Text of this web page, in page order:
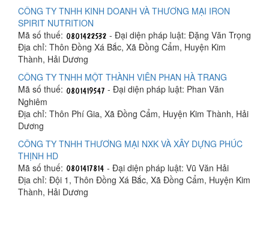
CÔNG TY TNHH KINH DOANH VÀ THƯƠNG MẠI IRON
SPIRIT NUTRITION
Mã số thuế:
- Đại diện pháp luật: Đặng Văn Trọng
Địa chỉ: Thôn Đồng Xá Bắc, Xã Đồng Cẩm, Huyện Kim
Thành, Hải Dương
CÔNG TY TNHH MỘT THÀNH VIÊN PHAN HÀ TRANG
Mã số thuế:
- Đại diện pháp luật: Phan Văn
Nghiêm
Địa chỉ: Thôn Phí Gia, Xã Đồng Cẩm, Huyện Kim Thành, Hải
Dương
CÔNG TY TNHH THƯƠNG MẠI NXK VÀ XÂY DỰNG PHÚC
THỊNH HD
Mã số thuế:
- Đại diện pháp luật: Vũ Văn Hải
Địa chỉ: Đội 1, Thôn Đồng Xá Bắc, Xã Đồng Cẩm, Huyện Kim
Thành, Hải Dương